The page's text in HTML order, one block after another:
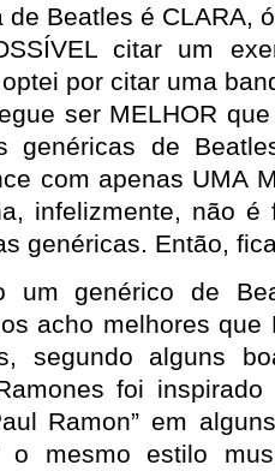
Beatles é CLARA,
citar um
por citar uma
ser MELHOR
genéricas de
com apenas UMA
infelizmente, não é
genéricas. Então,
um genérico de
acho melhores que
segundo alguns
foi inspirado
Ramon” em
o mesmo estilo